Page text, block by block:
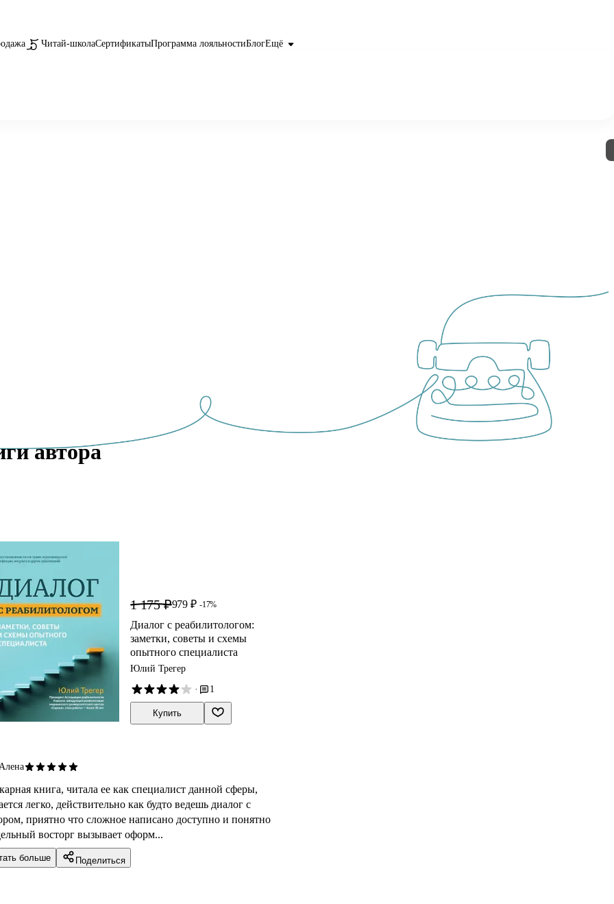
Читай-школаСертификатыПрограмма лояльностиБлогЕщё
автора
1 175 ₽979 ₽ -17%
Диалог с реабилитологом:
заметки, советы и схемы
опытного специалиста
Юлий Трегер
·
1
Купить
книга, читала ее как специалист данной сферы,
легко, действительно как будто ведешь диалог с
приятно что сложное написано доступно и понятно
восторг вызывает оформ...
больше Поделиться